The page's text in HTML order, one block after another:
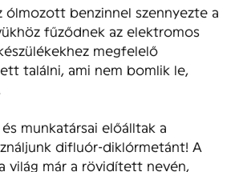
ólmozott benzinnel szennyezte a
fűződnek az elektromos
megfelelő
találni, ami nem bomlik le,
munkatársai előálltak a
difluór-diklórmetánt! A
világ már a rövidített nevén,